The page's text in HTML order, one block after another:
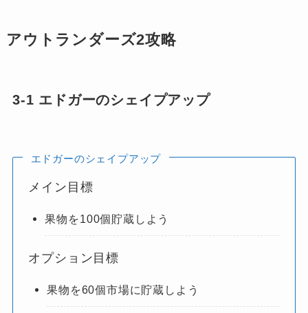
アウトランダーズ2攻略
3-1 エドガーのシェイプアップ
エドガーのシェイプアップ
メイン目標
果物を100個貯蔵しよう
オプション目標
果物を60個市場に貯蔵しよう